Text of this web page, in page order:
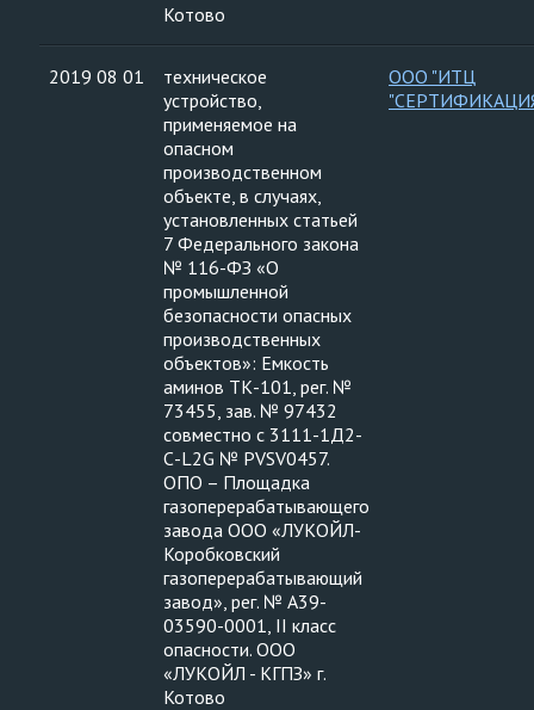
Котово
2019 08 01
техническое
устройство,
применяемое на
опасном
производственном
объекте, в случаях,
установленных статьей
7 Федерального закона
№ 116-ФЗ «О
промышленной
безопасности опасных
производственных
объектов»: Емкость
аминов ТК-101, рег. №
73455, зав. № 97432
совместно с 3111-1Д2-
С-L2G № PVSV0457.
ОПО – Площадка
газоперерабатывающего
завода ООО «ЛУКОЙЛ-
Коробковский
газоперерабатывающий
завод», рег. № А39-
03590-0001, II класс
опасности. ООО
«ЛУКОЙЛ - КГПЗ» г.
Котово
ООО "ИТЦ